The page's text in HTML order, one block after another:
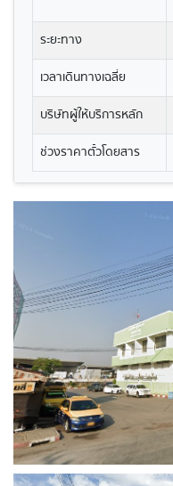
ระยะทาง
เวลาเดินทางเฉลี่ย
บริษัทผู้ให้บริการหลัก
ช่วงราคาตั๋วโดยสาร